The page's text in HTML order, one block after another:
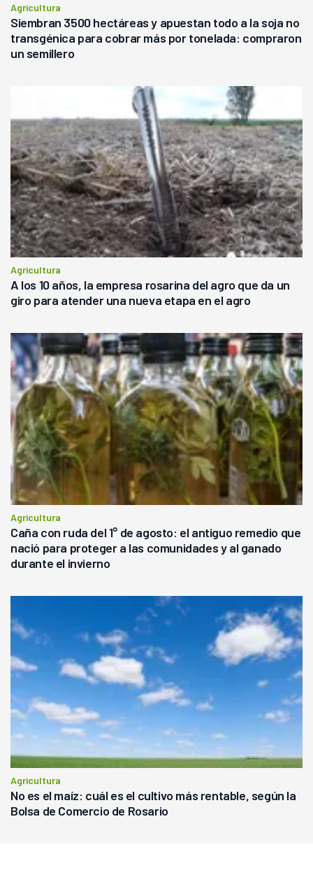
Agricultura
Siembran 3500 hectáreas y apuestan todo a la soja no
transgénica para cobrar más por tonelada: compraron
un semillero
Agricultura
A los 10 años, la empresa rosarina del agro que da un
giro para atender una nueva etapa en el agro
Agricultura
Caña con ruda del 1° de agosto: el antiguo remedio que
nació para proteger a las comunidades y al ganado
durante el invierno
Agricultura
No es el maíz: cuál es el cultivo más rentable, según la
Bolsa de Comercio de Rosario